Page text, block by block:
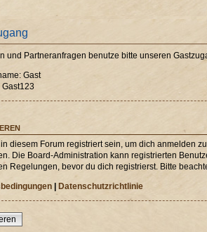
und Partneranfragen benutze bitte unseren
Gast
Gast123
diesem Forum registriert sein, um dich anmelden
Die Board-Administration kann registrierten
Regelungen, bevor du dich registrierst. Bitte
|Datenschutzrichtlinie